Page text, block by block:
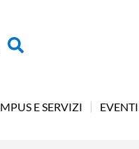
E SERVIZI EVENTI